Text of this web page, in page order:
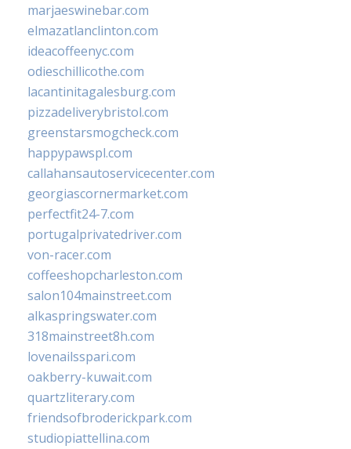
marjaeswinebar.com
elmazatlanclinton.com
ideacoffeenyc.com
odieschillicothe.com
lacantinitagalesburg.com
pizzadeliverybristol.com
greenstarsmogcheck.com
happypawspl.com
callahansautoservicecenter.com
georgiascornermarket.com
perfectfit24-7.com
portugalprivatedriver.com
von-racer.com
coffeeshopcharleston.com
salon104mainstreet.com
alkaspringswater.com
318mainstreet8h.com
lovenailsspari.com
oakberry-kuwait.com
quartzliterary.com
friendsofbroderickpark.com
studiopiattellina.com